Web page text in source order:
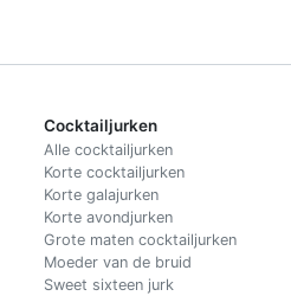
Cocktailjurken
Alle cocktailjurken
Korte cocktailjurken
Korte galajurken
Korte avondjurken
Grote maten cocktailjurken
Moeder van de bruid
Sweet sixteen jurk